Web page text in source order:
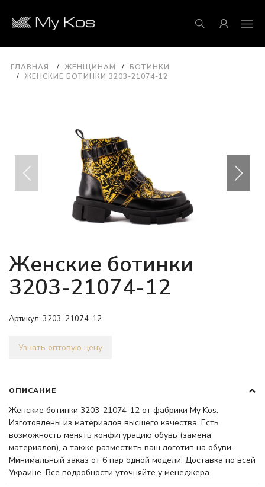
ГЛАВНАЯ ЖЕНЩИНАМ
БОТИНКИ
ЖЕНСКИЕ БОТИНКИ 3203-21074-12
Женские ботинки
3203-21074-12
Артикул: 3203-21074-12
Узнать оптовую цену
ОПИСАНИЕ
Женские ботинки 3203-21074-12 от фабрики My Kos.
Изготовлены из материалов высшего качества. Есть
возможность менять конфигурацию обувь (замена
материалов), а также разместить ваш логотип на обуви.
Минимальный заказ от 6 пар одной модели. Доставка по всей
Украине. Все подробности уточняйте у менеджера.